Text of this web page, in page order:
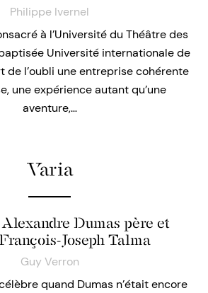
Philippe Ivernel
à l’Université du Théâtre des
Université internationale de
de l’oubli une entreprise cohérente
une expérience autant qu’une
aventure,…
Varia
Dumas père et
Joseph Talma
Guy Verron
quand Dumas n’était encore